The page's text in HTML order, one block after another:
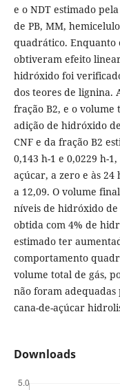
e o NDT estimado
de PB, MM,
quadrático. Enquanto
obtiveram efeito
hidróxido foi
dos teores de lignina.
fração B2, e o volume
adição de hidróxido
CNF e da fração B2
0,143 h-1 e 0,0229 h-
açúcar, a zero e às 24
a 12,09. O volume
níveis de hidróxido de
obtida com 4% de
estimado ter
comportamento
volume total de gás,
não foram
cana-de-açúcar
Downloads